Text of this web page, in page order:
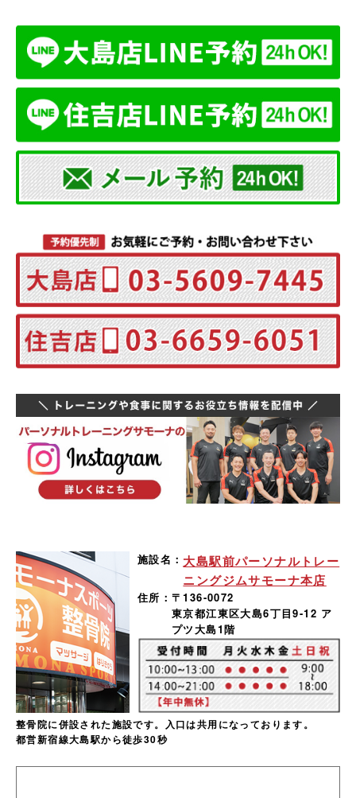
施設名： 大島駅前パーソナルトレー
ニングジムサモーナ本店
住所： 〒136-0072
東京都江東区大島6丁目9-12 ア
プツ大島1階
整骨院に併設された施設です。入口は共用になっております。
都営新宿線大島駅から徒歩30秒